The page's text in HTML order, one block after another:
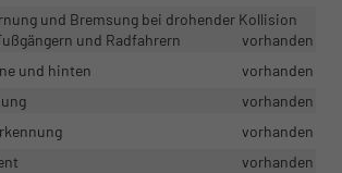
und Bremsung bei drohender Kollision
und Radfahrern
vorhanden
und hinten
vorhanden
vorhanden
vorhanden
vorhanden